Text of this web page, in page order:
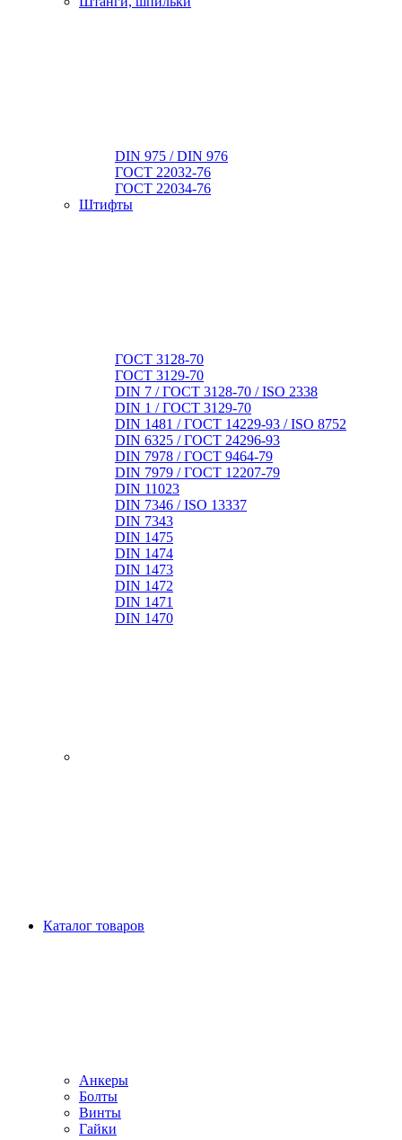
DIN 975 / DIN 976
ГОСТ 22032-76
ГОСТ 22034-76
Штифты
ГОСТ 3128-70
ГОСТ 3129-70
DIN 7 / ГОСТ 3128-70 / ISO 2338
DIN 1 / ГОСТ 3129-70
DIN 1481 / ГОСТ 14229-93 / ISO 8752
DIN 6325 / ГОСТ 24296-93
DIN 7978 / ГОСТ 9464-79
DIN 7979 / ГОСТ 12207-79
DIN 11023
DIN 7346 / ISO 13337
DIN 7343
DIN 1475
DIN 1474
DIN 1473
DIN 1472
DIN 1471
DIN 1470
Каталог товаров
Анкеры
Болты
Винты
Гайки